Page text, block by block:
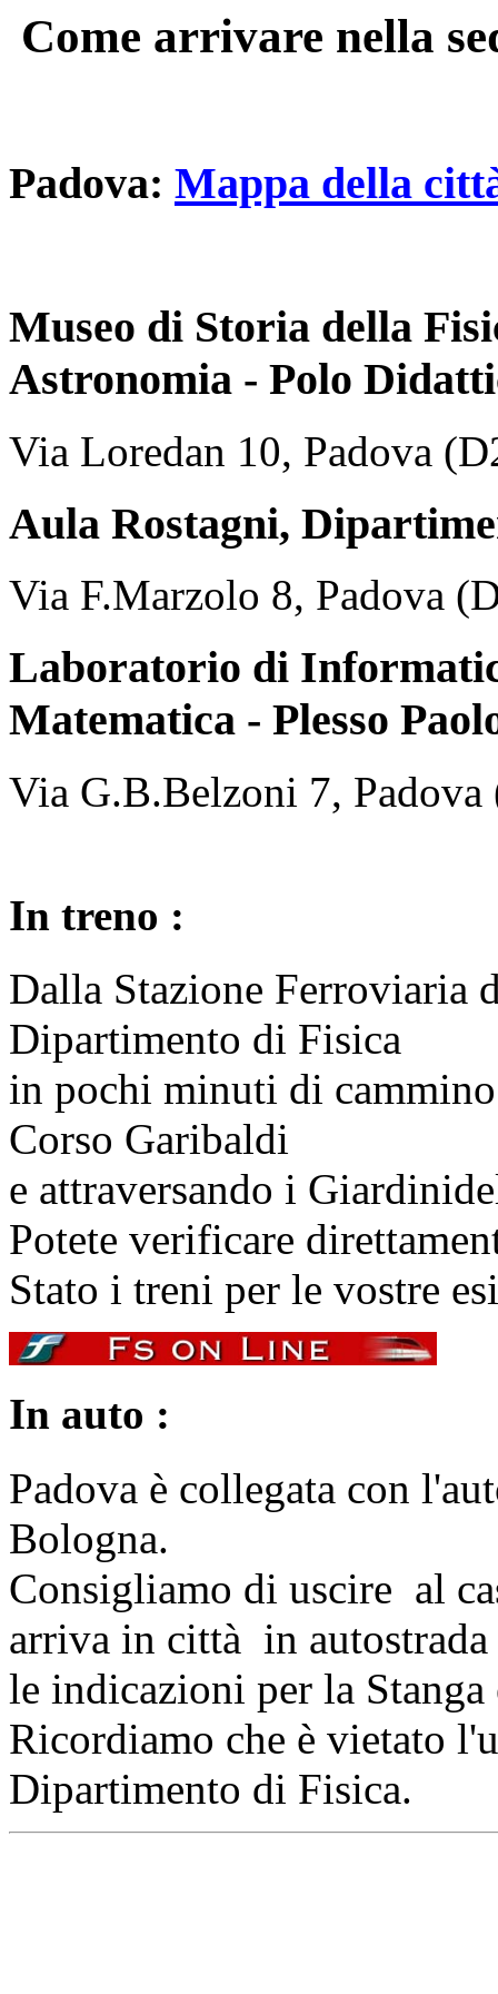
Come arrivare nella
Padova: Mappa della
Museo di Storia della
Astronomia - Polo
Via Loredan 10, Padova
Aula Rostagni,
Via F.Marzolo 8, Padova
Laboratorio di
Matematica - Plesso
Via G.B.Belzoni 7, Padova
In treno :
Dalla Stazione Ferroviaria
Dipartimento di Fisica
in pochi minuti di
Corso Garibaldi
e attraversando i Giardini
Potete verificare
Stato i treni per le vostre
In auto :
Padova è collegata con
Bologna.
Consigliamo di uscire al
arriva in città in
le indicazioni per la
Ricordiamo che è vietato
Dipartimento di Fisica.